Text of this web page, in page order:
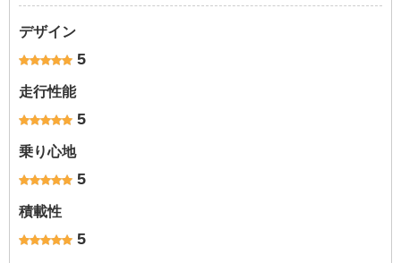
デザイン
5
走行性能
5
乗り心地
5
積載性
5